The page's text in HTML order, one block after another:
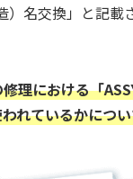
）名交換」と記
理における「
れているかにつ